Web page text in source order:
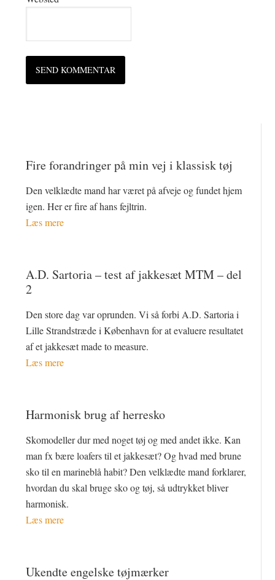
Fire forandringer på min vej i klassisk tøj
Den velklædte mand har været på afveje og fundet hjem
igen. Her er fire af hans fejltrin.
Læs mere
A.D. Sartoria – test af jakkesæt MTM – del
2
Den store dag var oprunden. Vi så forbi A.D. Sartoria i
Lille Strandstræde i København for at evaluere resultatet
af et jakkesæt made to measure.
Læs mere
Harmonisk brug af herresko
Skomodeller dur med noget tøj og med andet ikke. Kan
man fx bære loafers til et jakkesæt? Og hvad med brune
sko til en marineblå habit? Den velklædte mand forklarer,
hvordan du skal bruge sko og tøj, så udtrykket bliver
harmonisk.
Læs mere
Ukendte engelske tøjmærker